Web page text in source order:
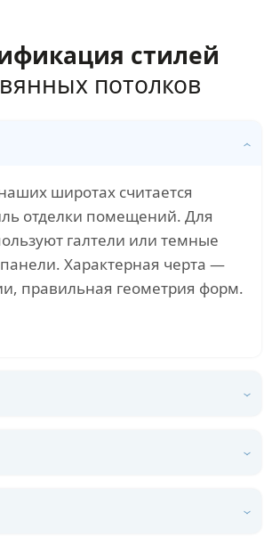
стилей
потолков
широтах считается
отделки помещений. Для
галтели или темные
Характерная черта —
правильная геометрия форм.